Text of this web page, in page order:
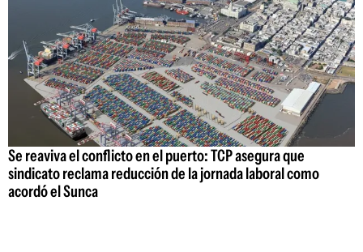
Se reaviva el conflicto en el puerto: TCP asegura que
sindicato reclama reducción de la jornada laboral como
acordó el Sunca